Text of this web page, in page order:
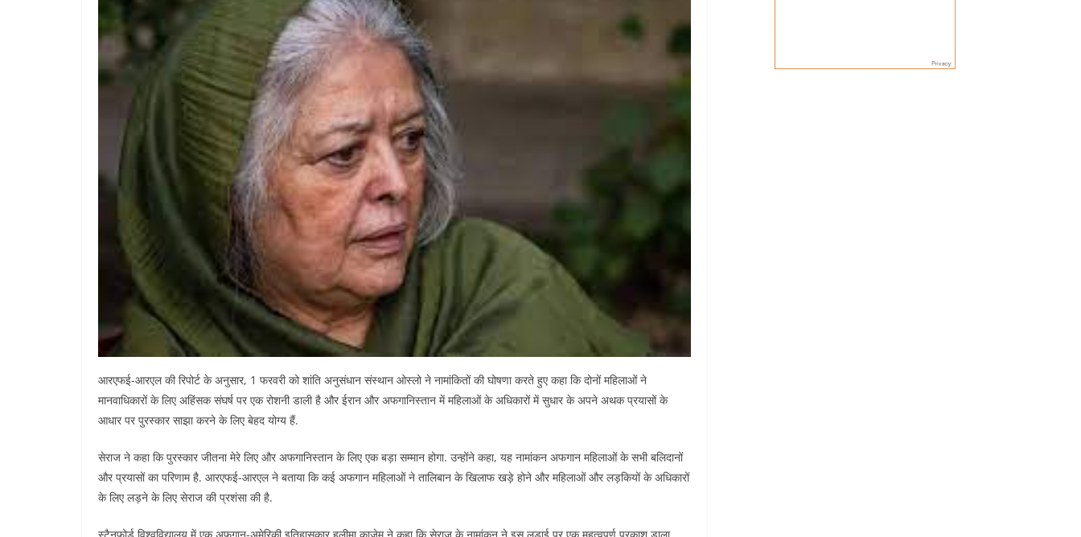
आरएफई-आरएल की रिपोर्ट के अनुसार, 1 फरवरी को शांति अनुसंधान संस्थान ओस्लो ने नामांकितों की घोषणा करते हुए कहा कि दोनों महिलाओं ने
मानवाधिकारों के लिए अहिंसक संघर्ष पर एक रोशनी डाली है और ईरान और अफगानिस्तान में महिलाओं के अधिकारों में सुधार के अपने अथक प्रयासों के
आधार पर पुरस्कार साझा करने के लिए बेहद योग्य हैं.
सेराज ने कहा कि पुरस्कार जीतना मेरे लिए और अफगानिस्तान के लिए एक बड़ा सम्मान होगा. उन्होंने कहा, यह नामांकन अफगान महिलाओं के सभी बलिदानों
और प्रयासों का परिणाम है. आरएफई-आरएल ने बताया कि कई अफगान महिलाओं ने तालिबान के खिलाफ खड़े होने और महिलाओं और लड़कियों के अधिकारों
के लिए लड़ने के लिए सेराज की प्रशंसा की है.